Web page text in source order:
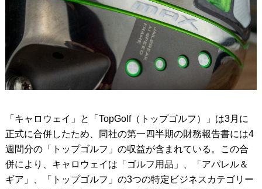
「キャロウェイ」と「TopGolf（トップゴルフ）」は3月に
正式に合併したため、同社の第一四半期の財務報告書には4
週間分の「トップゴルフ」の収益が含まれている。この合
併により、キャロウェイは「ゴルフ用品」、「アパレル＆
ギア」、「トップゴルフ」の3つの特定ビジネスカテゴリー